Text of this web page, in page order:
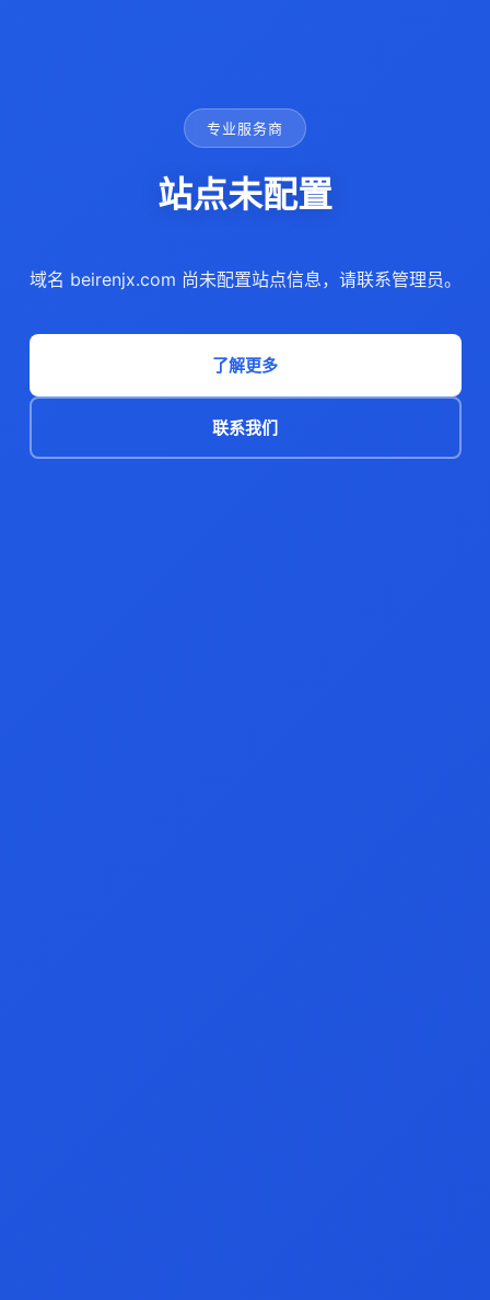
专业服务商
站点未配置
域名 beirenjx.com 尚未配置站点信息，请联系管理员。
了解更多
联系我们